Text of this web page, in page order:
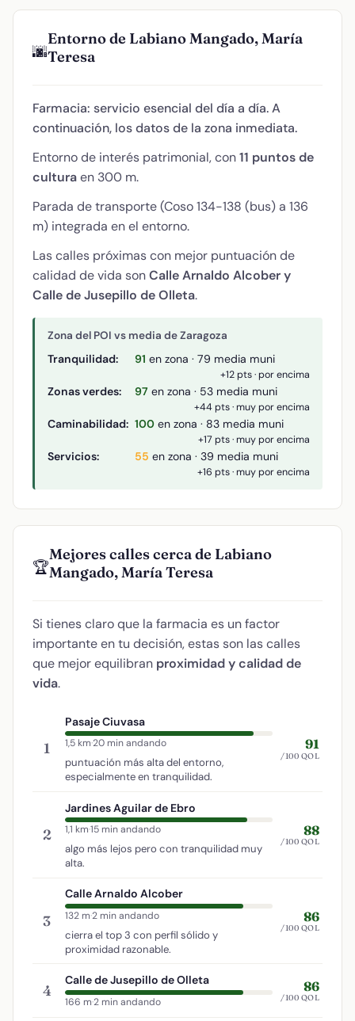
🌆
Entorno de Labiano Mangado, María
Teresa
Farmacia: servicio esencial del día a día. A
continuación, los datos de la zona inmediata.
Entorno de interés patrimonial, con11 puntos de
culturaen 300 m.
Parada de transporte (Coso 134-138 (bus) a 136
m) integrada en el entorno.
Las calles próximas con mejor puntuación de
calidad de vida sonCalle Arnaldo Alcober y
Calle de Jusepillo de Olleta.
Zona del POI vs media de Zaragoza
Tranquilidad: 91 en zona · 79 media muni
+12 pts · por encima
Zonas verdes: 97 en zona · 53 media muni
+44 pts · muy por encima
Caminabilidad: 100 en zona · 83 media muni
+17 pts · muy por encima
Servicios: 55 en zona · 39 media muni
+16 pts · muy por encima
🏆
Mejores calles cerca de Labiano
Mangado, María Teresa
Si tienes claro que la farmacia es un factor
importante en tu decisión, estas son las calles
que mejor equilibran proximidad y calidad de
vida.
1
Pasaje Ciuvasa
1,5 km·20 min andando
puntuación más alta del entorno,
especialmente en tranquilidad.
91
/100 QOL
2
Jardines Aguilar de Ebro
1,1 km·15 min andando
algo más lejos pero con tranquilidad muy
alta.
88
/100 QOL
3
Calle Arnaldo Alcober
132 m·2 min andando
cierra el top 3 con perfil sólido y
proximidad razonable.
86
/100 QOL
4
Calle de Jusepillo de Olleta
166 m·2 min andando
86
/100 QOL